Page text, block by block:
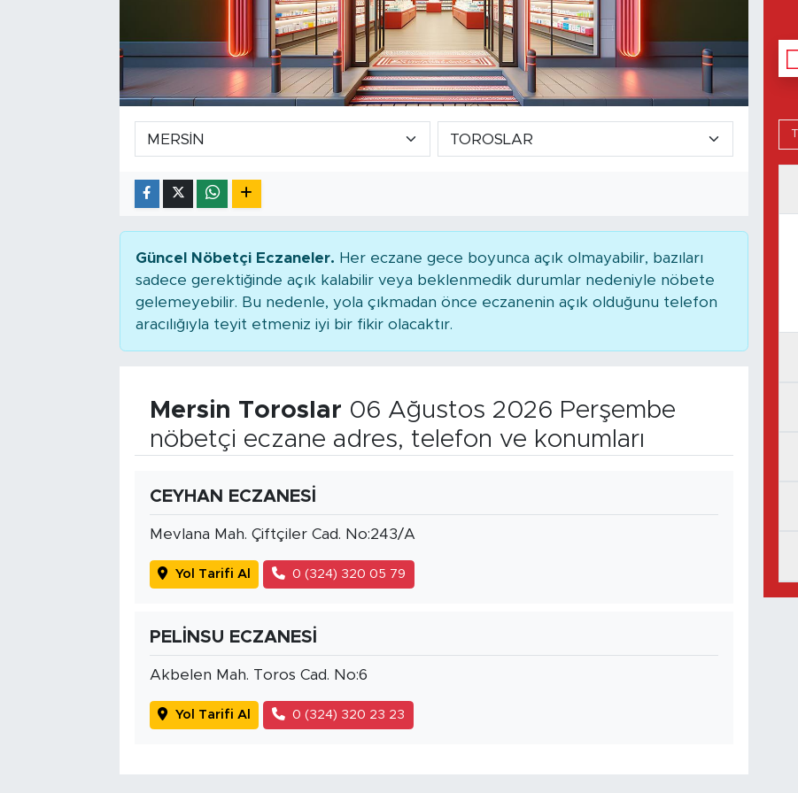
Güncel Nöbetçi Eczaneler. Her eczane gece boyunca açık olmayabilir, bazıları
sadece gerektiğinde açık kalabilir veya beklenmedik durumlar nedeniyle nöbete
gelemeyebilir. Bu nedenle, yola çıkmadan önce eczanenin açık olduğunu telefon
aracılığıyla teyit etmeniz iyi bir fikir olacaktır.
Mersin Toroslar 06 Ağustos 2026 Perşembe
nöbetçi eczane adres, telefon ve konumları
CEYHAN ECZANESİ
Mevlana Mah. Çiftçiler Cad. No:243/A
Yol Tarifi Al 0 (324) 320 05 79
PELİNSU ECZANESİ
Akbelen Mah. Toros Cad. No:6
Yol Tarifi Al 0 (324) 320 23 23